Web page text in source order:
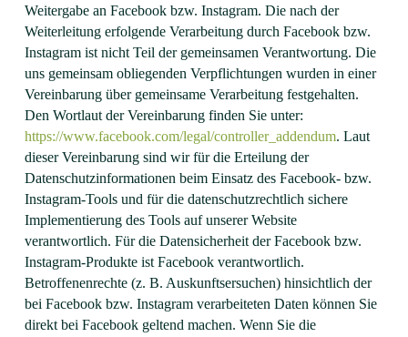
Weitergabe an Facebook bzw. Instagram. Die nach der
Weiterleitung erfolgende Verarbeitung durch Facebook bzw.
Instagram ist nicht Teil der gemeinsamen Verantwortung. Die
uns gemeinsam obliegenden Verpflichtungen wurden in einer
Vereinbarung über gemeinsame Verarbeitung festgehalten.
Den Wortlaut der Vereinbarung finden Sie unter:
https://www.facebook.com/legal/controller_addendum. Laut
dieser Vereinbarung sind wir für die Erteilung der
Datenschutzinformationen beim Einsatz des Facebook- bzw.
Instagram-Tools und für die datenschutzrechtlich sichere
Implementierung des Tools auf unserer Website
verantwortlich. Für die Datensicherheit der Facebook bzw.
Instagram-Produkte ist Facebook verantwortlich.
Betroffenenrechte (z. B. Auskunftsersuchen) hinsichtlich der
bei Facebook bzw. Instagram verarbeiteten Daten können Sie
direkt bei Facebook geltend machen. Wenn Sie die